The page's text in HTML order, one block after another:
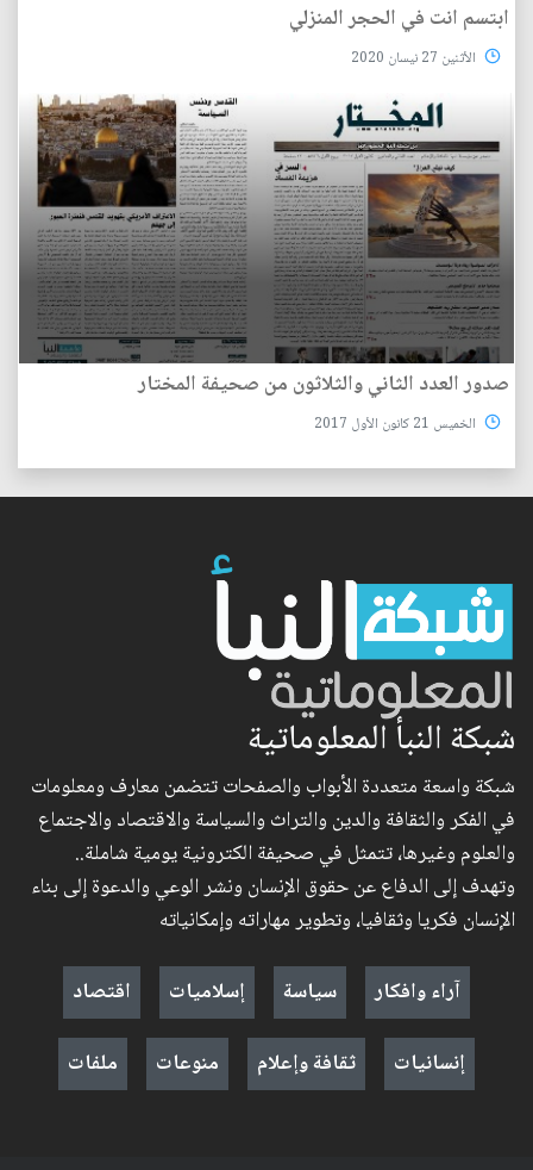
ابتسم انت في الحجر المنزلي
الأثنين 27 نيسان 2020
صدور العدد الثاني والثلاثون من صحيفة المختار
الخميس 21 كانون الأول 2017
شبكة النبأ المعلوماتية
شبكة واسعة متعددة الأبواب والصفحات تتضمن معارف ومعلومات
في الفكر والثقافة والدين والتراث والسياسة والاقتصاد والاجتماع
والعلوم وغيرها، تتمثل في صحيفة الكترونية يومية شاملة..
وتهدف إلى الدفاع عن حقوق الإنسان ونشر الوعي والدعوة إلى بناء
الإنسان فكريا وثقافيا، وتطوير مهاراته وإمكانياته
آراء وافكار
سياسة إسلاميات
اقتصاد
إنسانيات
ثقافة وإعلام منوعات ملفات